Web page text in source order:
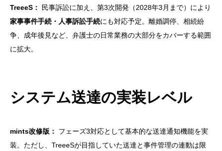
TreeeS：
民事訴訟に加え、第3次開発（2028年3月まで）により
家事事件手続・人事訴訟手続にも対応予定。離婚調停、相続紛
争、成年後見など、弁護士の日常業務の大部分をカバーする範囲
に拡大。
システム送達の実装レベル
mints改修版：
フェーズ3対応として基本的な送達通知機能を実
装。ただし、TreeeSが目指していた送達と事件管理の連動は限